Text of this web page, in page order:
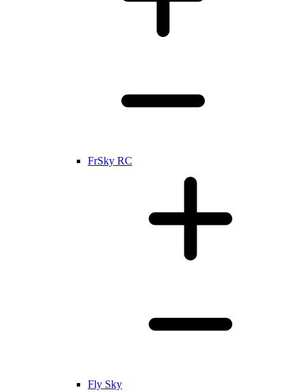
FrSky RC
Fly Sky